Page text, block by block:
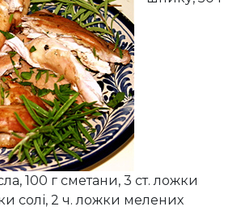
100 г сметани, 3 ст. ложки
солі, 2 ч. ложки мелених